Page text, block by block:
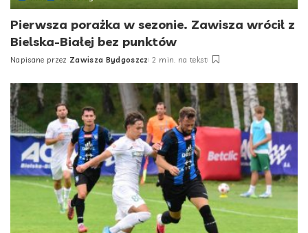
Pierwsza porażka w sezonie. Zawisza wrócił z
Bielska-Białej bez punktów
Posted
Napisane przez Zawisza Bydgoszcz 2 min. na tekst